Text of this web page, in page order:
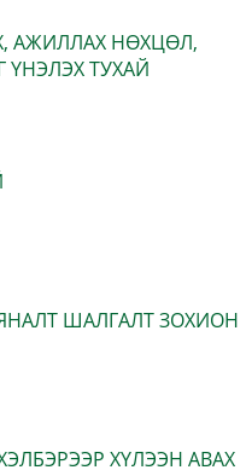
АЖИЛЛАХ НӨХЦӨЛ,
ТУХАЙ
ШАЛГАЛТ ЗОХИОН
ХҮЛЭЭН АВАХ